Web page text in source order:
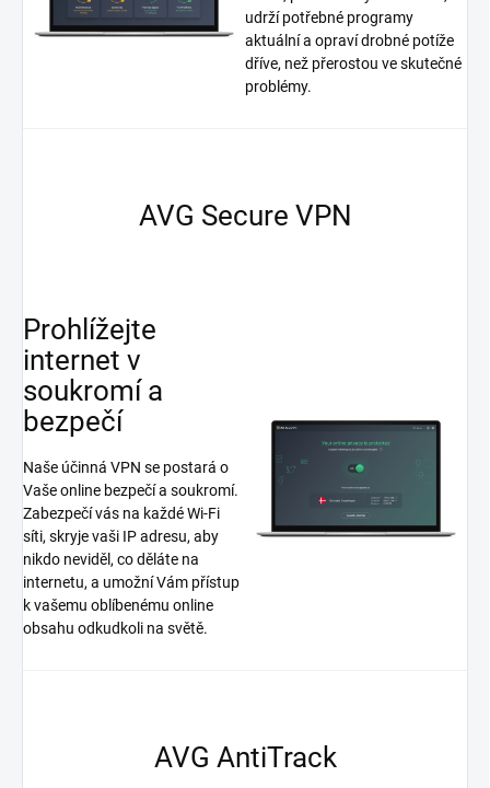
udrží potřebné programy
aktuální a opraví drobné potíže
dříve, než přerostou ve skutečné
problémy.
AVG Secure VPN
Prohlížejte
internet v
soukromí a
bezpečí
Naše účinná VPN se postará o
Vaše online bezpečí a soukromí.
Zabezpečí vás na každé Wi-Fi
síti, skryje vaši IP adresu, aby
nikdo neviděl, co děláte na
internetu, a umožní Vám přístup
k vašemu oblíbenému online
obsahu odkudkoli na světě.
AVG AntiTrack